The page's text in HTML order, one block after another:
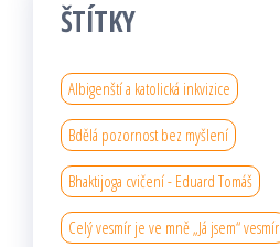
ŠTÍTKY
Albigenští a katolická inkvizice
Bdělá pozornost bez myšlení
Bhaktijoga cvičení - Eduard Tomáš
Celý vesmír je ve mně „Já jsem“ vesmír